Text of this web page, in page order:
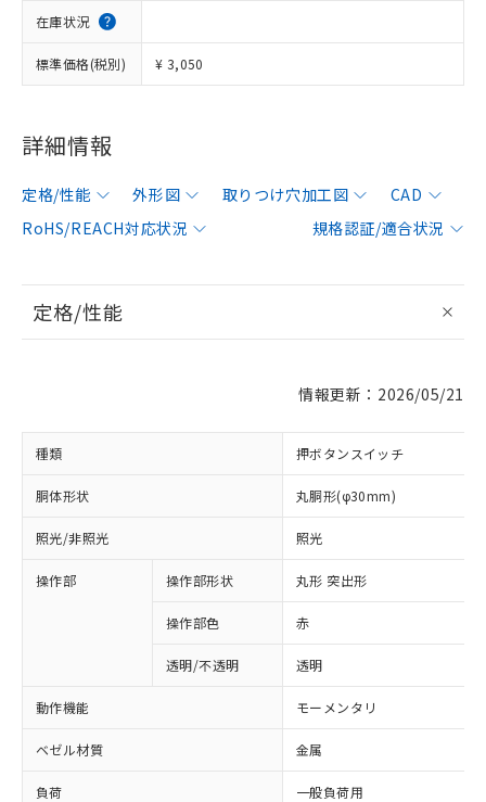
在庫状況
標準価格(税別) ¥ 3,050
詳細情報
定格/性能 外形図 取りつけ穴加工図
CAD
RoHS/REACH対応状況
規格認証/適合状況
定格/性能
情報更新：2026/05/21
種類 押ボタンスイッチ
胴体形状 丸胴形(φ30mm)
照光/非照光 照光
操作部 操作部形状 丸形 突出形
操作部色 赤
透明/不透明 透明
動作機能 モーメンタリ
ベゼル材質 金属
負荷 一般負荷用